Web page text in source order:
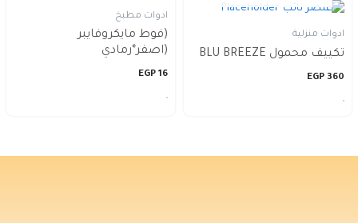
ادوات منزلية
تكييف محمول BLU BREEZE
360
EGP
ادوات مطبخ
(فوط مايكروفايبر
(اصفر*رمادي
16
EGP